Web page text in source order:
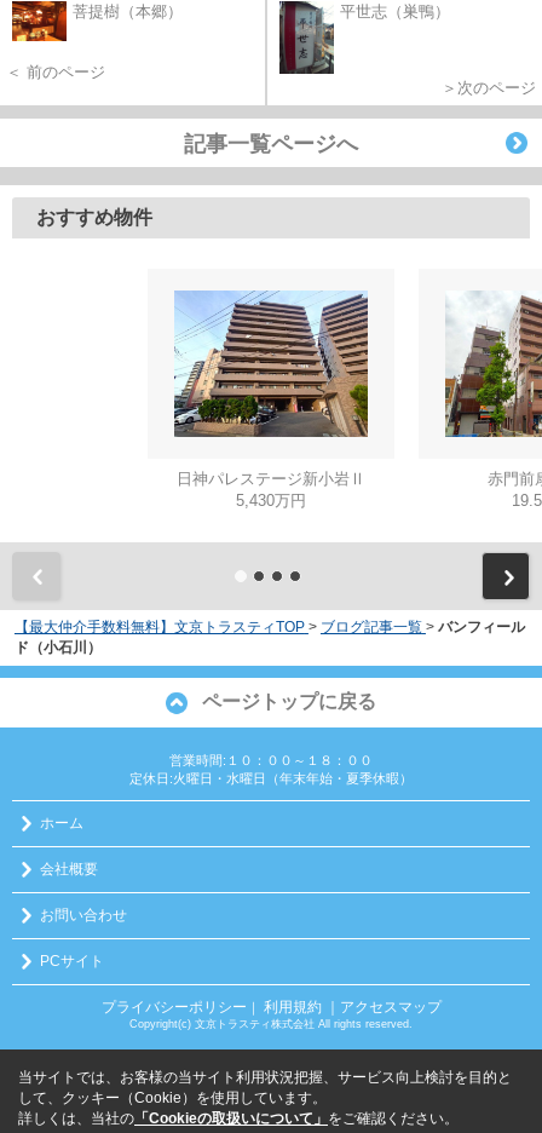
菩提樹（本郷）
＜ 前のページ
平世志（巣鴨）
＞次のページ
記事一覧ページへ
おすすめ物件
日神パレステージ新小岩Ⅱ
5,430万円
赤門前
【最大仲介手数料無料】文京トラスティTOP > ブログ記事一覧 > バンフィール
ド（小石川）
ページトップに戻る
営業時間:１０：００～１８：００
定休日:火曜日・水曜日（年末年始・夏季休暇）
ホーム
会社概要
お問い合わせ
PCサイト
プライバシーポリシー ｜ 利用規約 ｜アクセスマップ
Copyright(c) 文京トラスティ株式会社 All rights reserved.
当サイトでは、お客様の当サイト利用状況把握、サービス向上検討を目的と
して、クッキー（Cookie）を使用しています。
詳しくは、当社の 「Cookieの取扱いについて」 をご確認ください。